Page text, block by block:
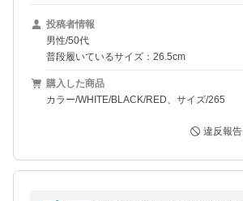
投稿者情報
男性/50代
普段履いているサイズ：26.5cm
購入した商品
カラー/WHITE/BLACK/RED、サイズ/265
違反報告